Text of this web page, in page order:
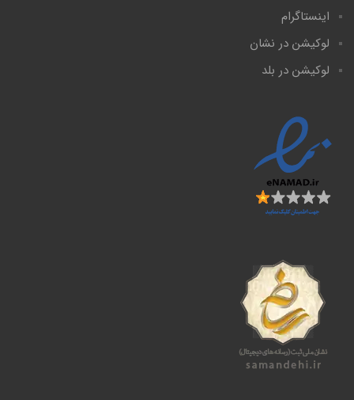
اینستاگرام
لوکیشن در نشان
لوکیشن در بلد